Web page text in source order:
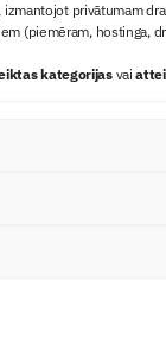
privātumam
(piemēram, hostinga,
kategorijasvai